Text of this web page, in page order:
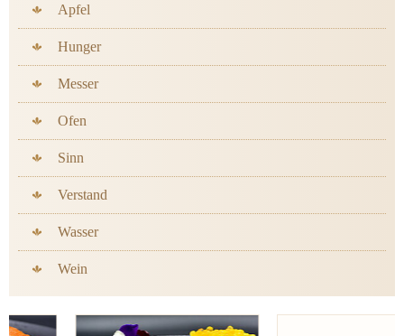
Apfel
Hunger
Messer
Ofen
Sinn
Verstand
Wasser
Wein